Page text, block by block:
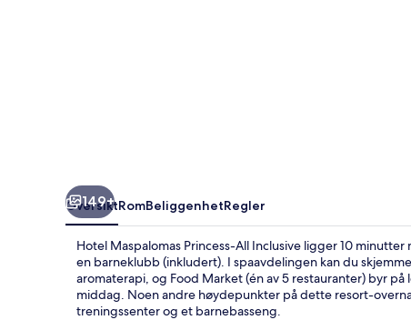
149+
OversiktRomBeliggenhetRegler
Hotel Maspalomas Princess-All Inclusive ligger 10
en barneklubb (inkludert). I spaavdelingen kan du
aromaterapi, og Food Market (én av 5 restauranter) byr
middag. Noen andre høydepunkter på dette resort-
treningssenter og et barnebasseng.